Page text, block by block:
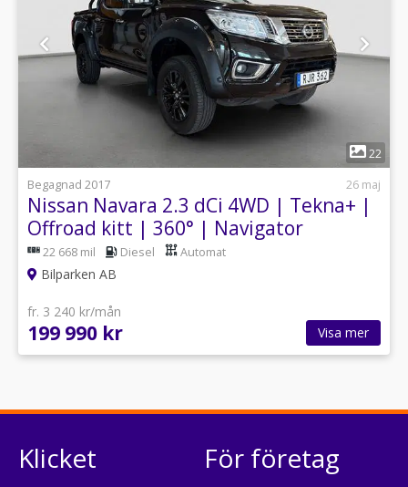
1
22
Begagnad 2017
26 maj
Nissan Navara 2.3 dCi 4WD | Tekna+ |
Offroad kitt | 360° | Navigator
22 668 mil Diesel Automat
Bilparken AB
fr. 3 240 kr/mån
199 990 kr Visa mer
Klicket För företag